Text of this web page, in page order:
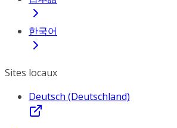
한국어
Sites locaux
Deutsch (Deutschland)